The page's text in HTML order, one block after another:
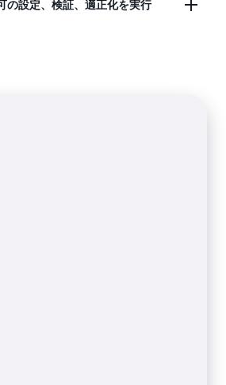
ーション割り当てを提供しま
とアクセス管理の一元化に関する
ルポリシー を使用して、IAM ユ
の設定、検証、適正化を実行
うときに、許可の管理を合理化